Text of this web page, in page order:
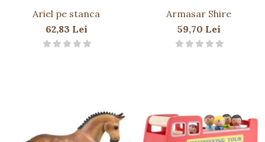
Ariel pe stanca
62,83 Lei
Armasar Shire
59,70 Lei